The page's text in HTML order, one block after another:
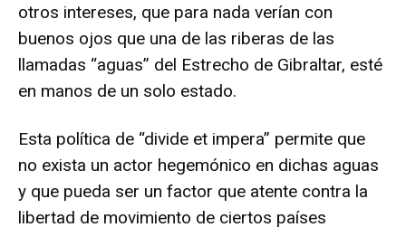
otros intereses, que para nada verían con
buenos ojos que una de las riberas de las
llamadas “aguas” del Estrecho de Gibraltar, esté
en manos de un solo estado.
Esta política de “divide et impera” permite que
no exista un actor hegemónico en dichas aguas
y que pueda ser un factor que atente contra la
libertad de movimiento de ciertos países